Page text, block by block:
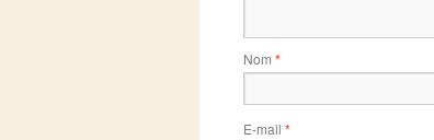
Nom *
E-mail *